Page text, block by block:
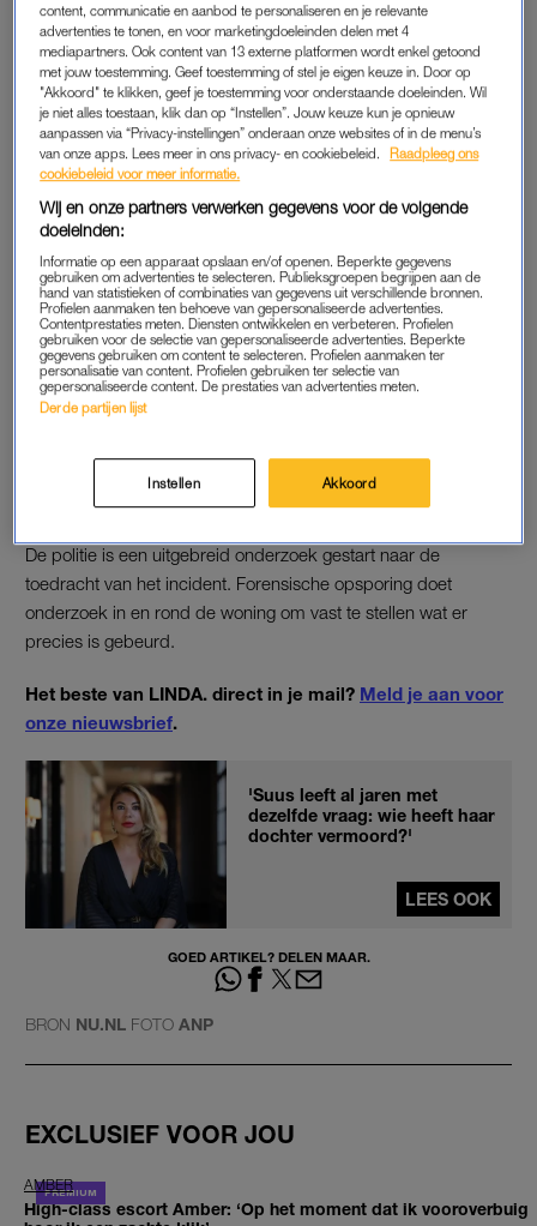
uit Meerstad. Volgens hetDagblad van het Noordengaat het
om een echtpaar. De politie heeft hun identiteit nog niet verder
bekendgemaakt.
Donderdagochtend rond 02.45 uur kwam de melding binnen
waarna hulpdiensten naar de woning gingen. Daar werden de
twee slachtoffers overleden aangetroffen.
MINDERJARIGE VERDACHTE
Kort na de vondst heeft de politie een minderjarige verdachte
uit Meerstad aangehouden. De politiewoordvoerder bevestigt
aanNU.nldat de verdachte de dochter is van het echtpaar. Zij
zit momenteel in beperkingen. Dat betekent dat ze alleen
contact mag hebben met een advocaat, zodat het onderzoek
De politie is een uitgebreid onderzoek gestart naar de
toedracht van het incident. Forensische opsporing doet
onderzoek in en rond de woning om vast te stellen wat er
precies is gebeurd.
Het beste van LINDA. direct in je mail? Meld je aan voor
onze nieuwsbrief.
'Suus leeft al jaren met
dezelfde vraag: wie heeft haar
dochter vermoord?'
LEES OOK
GOED ARTIKEL? DELEN MAAR.
BRON NU.NL FOTO ANP
EXCLUSIEF VOOR JOU
AMBER
High-class escort Amber: ‘Op het moment dat ik vooroverbuig
content, communicatie en aanbod te personaliseren en je relevante
advertenties te tonen, en voor marketingdoeleinden delen met 4
mediapartners. Ook content van 13 externe platformen wordt enkel getoond
met jouw toestemming. Geef toestemming of stel je eigen keuze in. Door op
"Akkoord" te klikken, geef je toestemming voor onderstaande doeleinden. Wil
je niet alles toestaan, klik dan op “Instellen”. Jouw keuze kun je opnieuw
aanpassen via “Privacy-instellingen” onderaan onze websites of in de menu’s
van onze apps. Lees meer in ons privacy- en cookiebeleid.
Raadpleeg ons
cookiebeleid voor meer informatie.
Wij en onze partners verwerken gegevens voor de volgende
doeleinden:
Informatie op een apparaat opslaan en/of openen. Beperkte gegevens
gebruiken om advertenties te selecteren. Publieksgroepen begrijpen aan de
hand van statistieken of combinaties van gegevens uit verschillende bronnen.
Profielen aanmaken ten behoeve van gepersonaliseerde advertenties.
Contentprestaties meten. Diensten ontwikkelen en verbeteren. Profielen
gebruiken voor de selectie van gepersonaliseerde advertenties. Beperkte
gegevens gebruiken om content te selecteren. Profielen aanmaken ter
personalisatie van content. Profielen gebruiken ter selectie van
gepersonaliseerde content. De prestaties van advertenties meten.
Derde partijen lijst
Instellen Akkoord